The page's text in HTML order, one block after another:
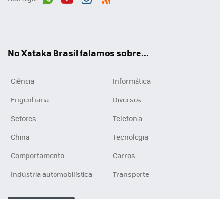
No Xataka Brasil falamos sobre...
Ciência
Informática
Engenharia
Diversos
Setores
Telefonia
China
Tecnologia
Comportamento
Carros
Indústria automobilística
Transporte